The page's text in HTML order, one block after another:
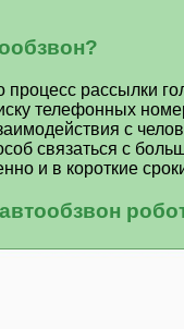
процесс рассылки
телефонных
с
связаться с
и в короткие